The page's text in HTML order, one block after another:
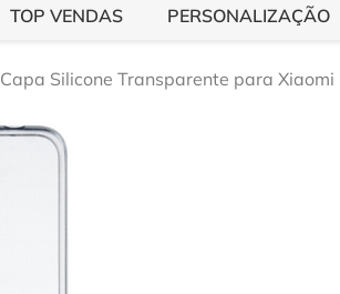
TOP VENDAS PERSONALIZAÇÃO
Capa Silicone Transparente para Xiaomi